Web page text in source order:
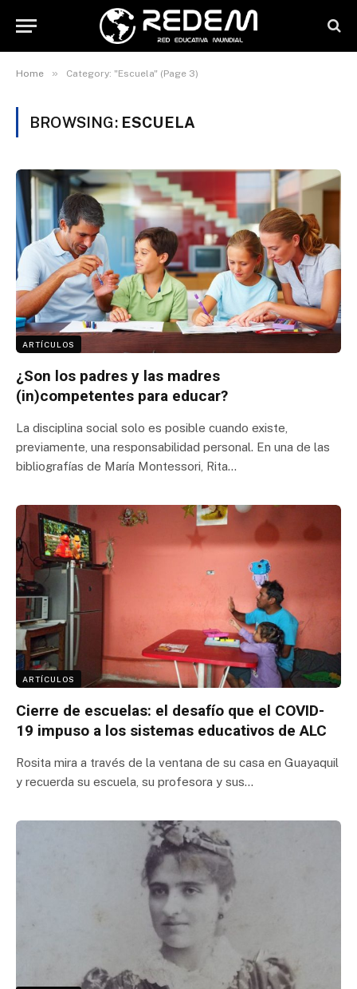
Home » Category: "Escuela" (Page 3)
BROWSING: ESCUELA
ARTÍCULOS
¿Son los padres y las madres
(in)competentes para educar?
La disciplina social solo es posible cuando existe,
previamente, una responsabilidad personal. En una de las
bibliografías de María Montessori, Rita…
ARTÍCULOS
Cierre de escuelas: el desafío que el COVID-
19 impuso a los sistemas educativos de ALC
Rosita mira a través de la ventana de su casa en Guayaquil
y recuerda su escuela, su profesora y sus…